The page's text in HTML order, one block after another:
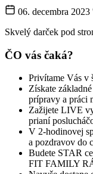
06. decembra 2023
Skvelý darček pod
ČO vás čaká?
Privítame Vás
Získate
prípravy a práci
Zažijete LIVE
prianí
V 2-hodinovej
a pozdravov do
Budete STAR
FIT FAMILY